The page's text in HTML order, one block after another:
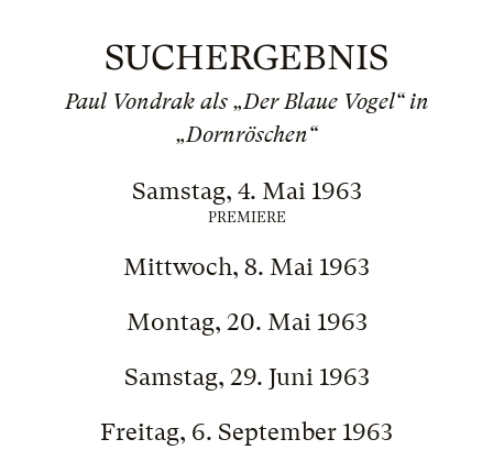
SUCHERGEBNIS
Paul Vondrak als „Der Blaue Vogel“ in
„Dornröschen“
Samstag, 4. Mai 1963
PREMIERE
Mittwoch, 8. Mai 1963
Montag, 20. Mai 1963
Samstag, 29. Juni 1963
Freitag, 6. September 1963